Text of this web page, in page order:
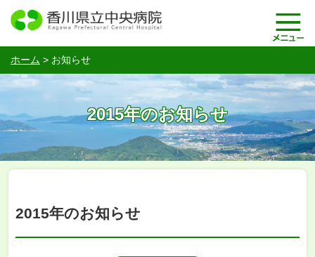
ホーム > お知らせ
2015年のお知らせ
2015年のお知らせ